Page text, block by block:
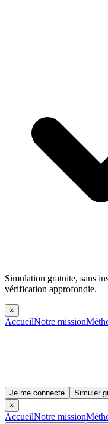
Simulation gratuite, sans
vérification approfondie.
×
AccueilNotre mission
Je me connecte
Simuler
×
AccueilNotre mission